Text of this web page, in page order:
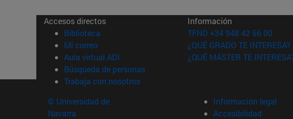
Accesos directos
Biblioteca (abre en nueva ventana)
Mi correo(abre en nueva ventana)
Aula virtual ADI (abre en nueva ventana)
Búsqueda de personas(abre en nueva ventana)
Trabaja con nosotros(abre en nueva ventana)
Información
TFNO +34 948 42 56 00
¿QUÉ GRADO TE INTERESA?
¿QUÉ MÁSTER TE
© Universidad de
Navarra
Información legal
Accesibilidad